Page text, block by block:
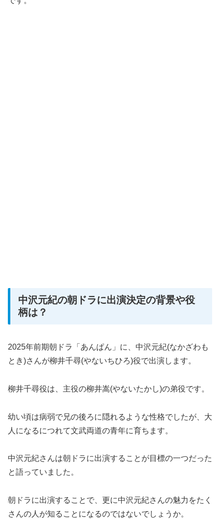
中沢元紀の朝ドラに出演決定の背景や役
柄は？
2025年前期朝ドラ「あんぱん」に、中沢元紀(なかざわも
とき)さんが柳井千尋(やないちひろ)役で出演します。
柳井千尋役は、主役の柳井嵩(やないたかし)の弟役です。
幼い頃は病弱で兄の後ろに隠れるような性格でしたが、大
人になるにつれて文武両道の青年に育ちます。
中沢元紀さんは朝ドラに出演することが目標の一つだった
と語っていました。
朝ドラに出演することで、更に中沢元紀さんの魅力をたく
さんの人が知ることになるのではないでしょうか。